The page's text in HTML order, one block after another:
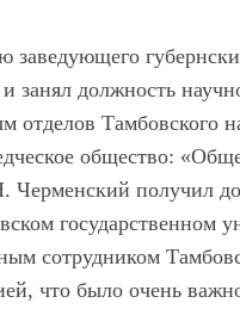
заведующего
занял должность
отделов Тамбовского
общество:
Черменский получил
государственном
сотрудником
что было очень